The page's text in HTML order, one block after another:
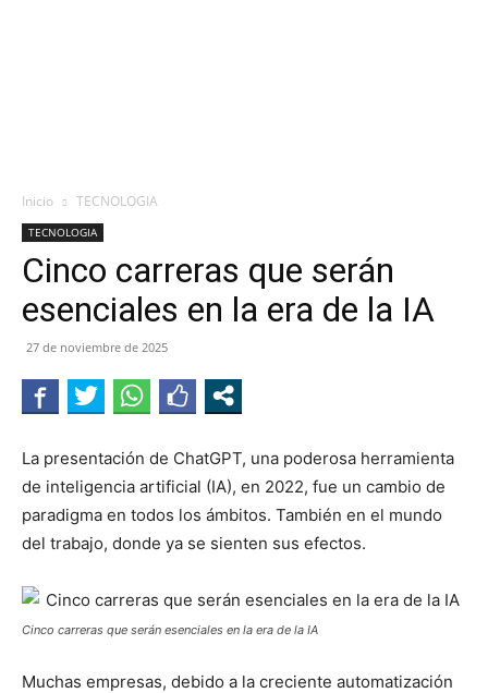
Inicio TECNOLOGIA
TECNOLOGIA
Cinco carreras que serán
esenciales en la era de la IA
27 de noviembre de 2025
La presentación de ChatGPT, una poderosa herramienta
de inteligencia artificial (IA), en 2022, fue un cambio de
paradigma en todos los ámbitos. También en el mundo
del trabajo, donde ya se sienten sus efectos.
Cinco carreras que serán esenciales en la era de la IA
Muchas empresas, debido a la creciente automatización